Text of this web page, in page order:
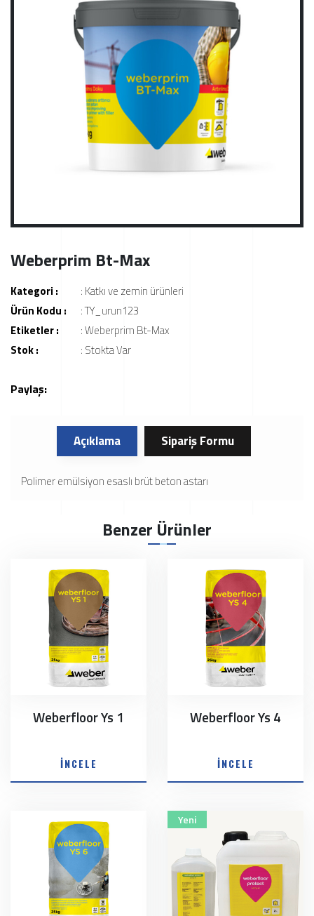
Weberprim Bt-Max
Kategori : : Katkı ve zemin ürünleri
Ürün Kodu :
: TY_urun123
Etiketler :
:Weberprim Bt-Max
Stok :
: Stokta Var
Paylaş:
Açıklama Sipariş Formu
Polimer emülsiyon esaslı brüt beton astarı
Benzer Ürünler
Weberfloor Ys 1
İNCELE
Weberfloor Ys 4
İNCELE
Yeni